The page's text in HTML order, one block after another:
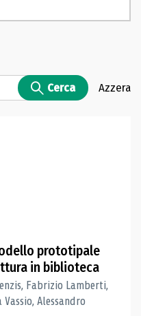
Cerca Azzera
prototipale
in biblioteca
Fabrizio Lamberti,
Alessandro